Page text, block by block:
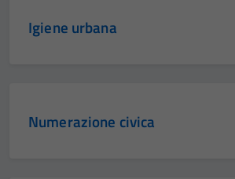
Igiene urbana
Numerazione civica